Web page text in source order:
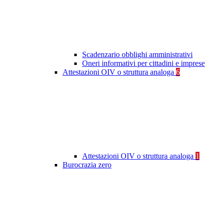
Scadenzario obblighi amministrativi
Oneri informativi per cittadini e imprese
Attestazioni OIV o struttura analoga 6
Attestazioni OIV o struttura analoga 1
Burocrazia zero